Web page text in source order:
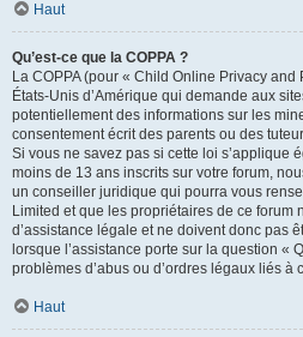
Haut
Qu’est-ce que la COPPA ?
La COPPA (pour « Child Online Privacy
États-Unis d’Amérique qui demande aux
potentiellement des informations sur les
consentement écrit des parents ou des
Si vous ne savez pas si cette loi s’applique
moins de 13 ans inscrits sur votre forum,
un conseiller juridique qui pourra vous
Limited et que les propriétaires de ce forum
d’assistance légale et ne doivent donc pas
lorsque l’assistance porte sur la question «
problèmes d’abus ou d’ordres légaux liés à
Haut